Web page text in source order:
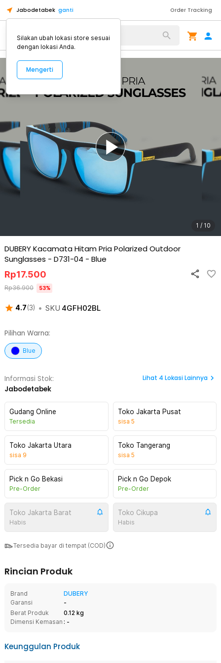
Jabodetabek ganti Order Tracking
Alat Kopi
1 / 10
DUBERY Kacamata Hitam Pria Polarized Outdoor
Sunglasses - D731-04 - Blue
4.7(3) • SKU 4GFH02BL
Rp17.500
Rp36.900 53%
Pilihan Warna:
Blue
Informasi Stok:
Jabodetabek
Lihat 4 Lokasi Lainnya
Gudang Online
Tersedia
Toko Jakarta Pusat
sisa 5
Toko Jakarta Utara
sisa 9
Toko Tangerang
sisa 5
Pick n Go Bekasi
Pre-Order
Pick n Go Depok
Pre-Order
Toko Jakarta Barat
Habis
Toko Cikupa
Habis
Tersedia bayar di tempat (COD)
Rincian Produk
Brand
DUBERY
Garansi
-
Berat Produk
0.12 kg
Dimensi Kemasan : -
Keunggulan Produk
Silakan ubah lokasi store sesuai
dengan lokasi Anda.
Mengerti